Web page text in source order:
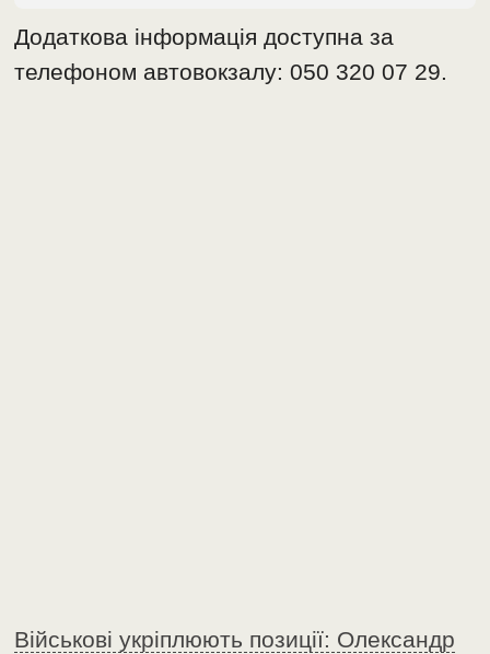
Додаткова інформація доступна за
телефоном автовокзалу: 050 320 07 29.
Військові укріплюють позиції: Олександр